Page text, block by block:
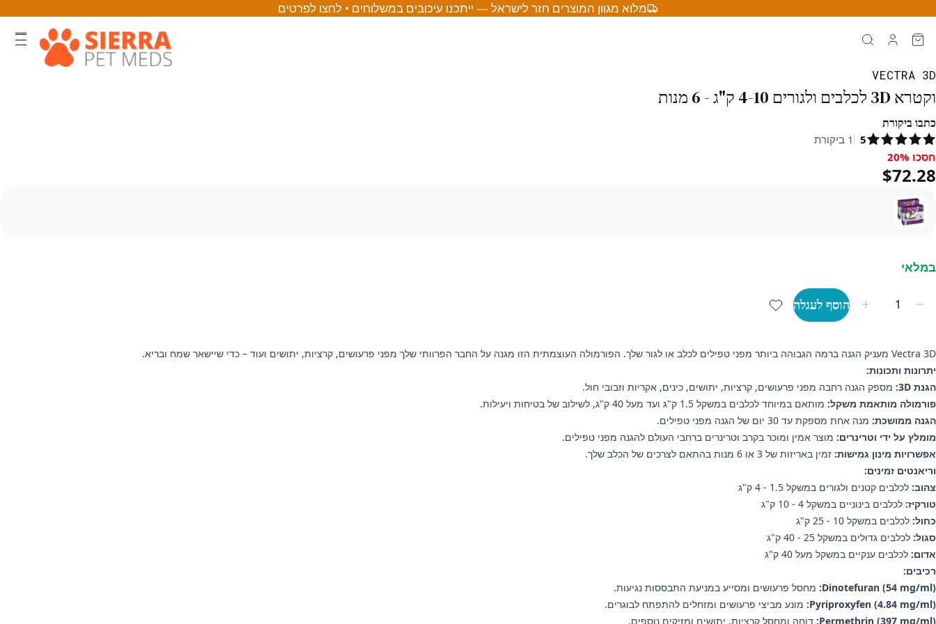
מלוא מגוון המוצרים חזר לישראל — ייתכנו עיכובים במשלוחים • לחצו לפרטים
VECTRA 3D
וקטרא 3D לכלבים ולגורים 4-10 ק"ג - 6 מנות
כתבו ביקורת
5
1 ביקורת
חסכו 20%, $72.28
חסכו 20%
$72.28
במלאי
הוסף לעגלה
Vectra 3D מעניק הגנה ברמה הגבוהה ביותר מפני טפילים לכלב או לגור שלך. הפורמולה העוצמתית הזו מגנה על החבר הפרוותי שלך מפני פרעושים, קרציות, יתושים ועוד – כדי שיישאר שמח ובריא.
יתרונות ותכונות:
הגנת 3D:
מספק הגנה רחבה מפני פרעושים, קרציות, יתושים, כינים, אקריות וזבובי חול.
פורמולה מותאמת משקל: מותאם במיוחד לכלבים במשקל 1.5 ק"ג ועד מעל 40 ק"ג, לשילוב של בטיחות ויעילות.
הגנה ממושכת: מנה אחת מספקת עד 30 יום של הגנה מפני טפילים.
מומלץ על ידי וטרינרים: מוצר אמין ומוכר בקרב וטרינרים ברחבי העולם להגנה מפני טפילים.
אפשרויות מינון גמישות: זמין באריזות של 3 או 6 מנות בהתאם לצרכים של הכלב שלך.
וריאנטים זמינים:
צהוב: לכלבים קטנים ולגורים במשקל 1.5 - 4 ק"ג
טורקיז: לכלבים בינוניים במשקל 4 - 10 ק"ג
כחול: לכלבים במשקל 10 - 25 ק"ג
סגול: לכלבים גדולים במשקל 25 - 40 ק"ג
אדום: לכלבים ענקיים במשקל מעל 40 ק"ג
רכיבים:
Dinotefuran (54 mg/ml): מחסל פרעושים ומסייע במניעת התבססות נגיעות.
Pyriproxyfen (4.84 mg/ml): מונע מביצי פרעושים ומזחלים להתפתח לבוגרים.
Permethrin (397 mg/ml): דוחה ומחסל קרציות, יתושים ומזיקים נוספים.